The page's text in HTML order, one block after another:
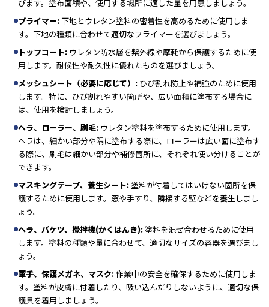
びます。塗布面積や、使用する場所に適した量を用意しましょう。
プライマー: 下地とウレタン塗料の密着性を高めるために使用しま
す。下地の種類に合わせて適切なプライマーを選びましょう。
トップコート: ウレタン防水層を紫外線や摩耗から保護するために使
用します。耐候性や耐久性に優れたものを選びましょう。
メッシュシート（必要に応じて）: ひび割れ防止や補強のために使用
します。特に、ひび割れやすい箇所や、広い面積に塗布する場合に
は、使用を検討しましょう。
ヘラ、ローラー、刷毛: ウレタン塗料を塗布するために使用します。
ヘラは、細かい部分や隅に塗布する際に、ローラーは広い面に塗布す
る際に、刷毛は細かい部分や補修箇所に、それぞれ使い分けることが
できます。
マスキングテープ、養生シート:塗料が付着してはいけない箇所を保
護するために使用します。窓や手すり、隣接する壁などを養生しまし
ょう。
ヘラ、バケツ、攪拌機(かくはんき):塗料を混ぜ合わせるために使用
します。塗料の種類や量に合わせて、適切なサイズの容器を選びまし
ょう。
軍手、保護メガネ、マスク:作業中の安全を確保するために使用しま
す。塗料が皮膚に付着したり、吸い込んだりしないように、適切な保
護具を着用しましょう。